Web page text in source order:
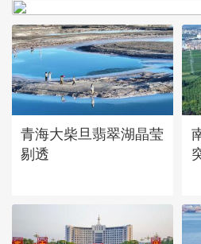
青海大柴旦翡翠湖晶莹
剔透